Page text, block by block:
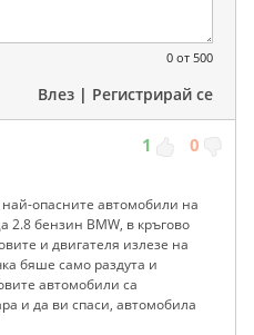
0 от 500
Влез | Регистрирай се
1 0
опасните автомобили на
2.8 бензин BMW, в кръгово
и двигателя излезе на
бяше само раздута и
автомобили са
и да ви спаси, автомобила